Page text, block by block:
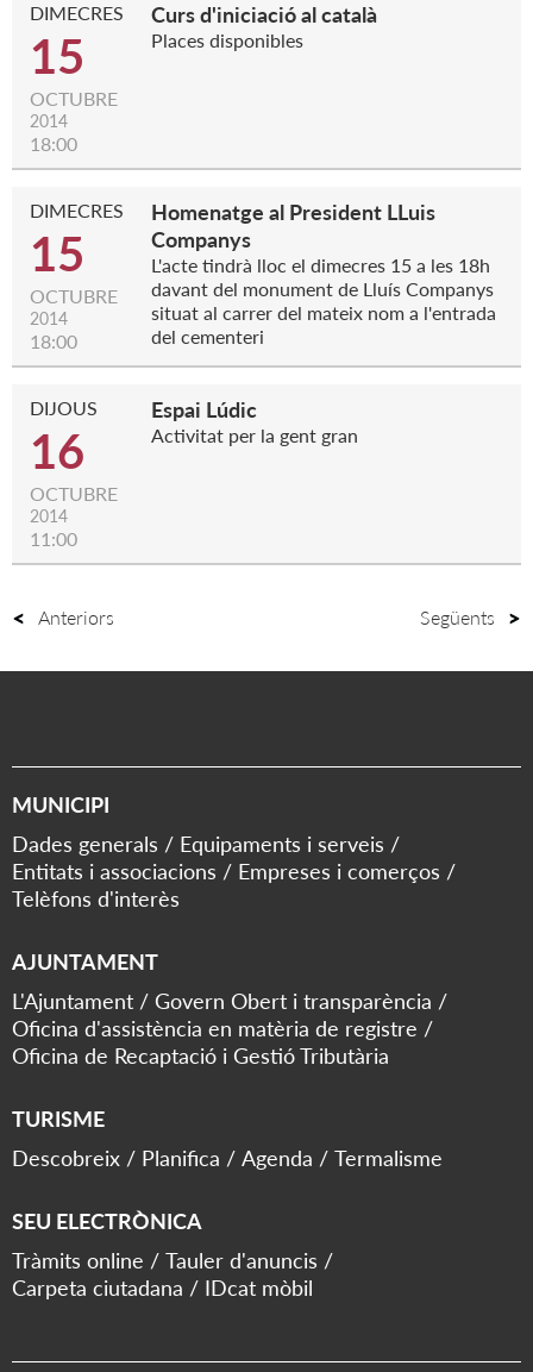
DIMECRES
15
OCTUBRE
2014
18:00
Curs d'iniciació al català
Places disponibles
DIMECRES
15
OCTUBRE
2014
18:00
Homenatge al President LLuis
Companys
L'acte tindrà lloc el dimecres 15 a les 18h
davant del monument de Lluís Companys
situat al carrer del mateix nom a l'entrada
del cementeri
DIJOUS
16
OCTUBRE
2014
11:00
Espai Lúdic
Activitat per la gent gran
Anteriors Següents
MUNICIPI
Dades generals
Equipaments i serveis
Entitats i associacions
Empreses i comerços
Telèfons d'interès
AJUNTAMENT
L'Ajuntament
Govern Obert i transparència
Oficina d'assistència en matèria de registre
Oficina de Recaptació i Gestió Tributària
TURISME
Descobreix
Planifica Agenda Termalisme
SEU ELECTRÒNICA
Tràmits online
Tauler d'anuncis
Carpeta ciutadana
IDcat mòbil